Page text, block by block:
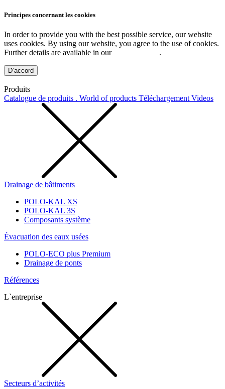
Principes concernant les cookies
In order to provide you with the best possible service, our website
uses cookies. By using our website, you agree to the use of cookies.
Further details are available in our
.
D’accord
Produits
Catalogue de produits . World of products Téléchargement Videos
Drainage de bâtiments
POLO-KAL XS
POLO-KAL 3S
Composants système
Évacuation des eaux usées
POLO-ECO plus Premium
Drainage de ponts
Références
L`entreprise
Secteurs d’activités